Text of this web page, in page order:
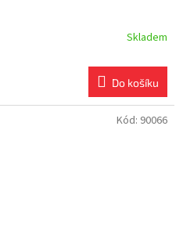
Skladem
Do košíku
Kód: 90066